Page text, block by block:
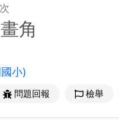
角
小)
問題回報 檢舉